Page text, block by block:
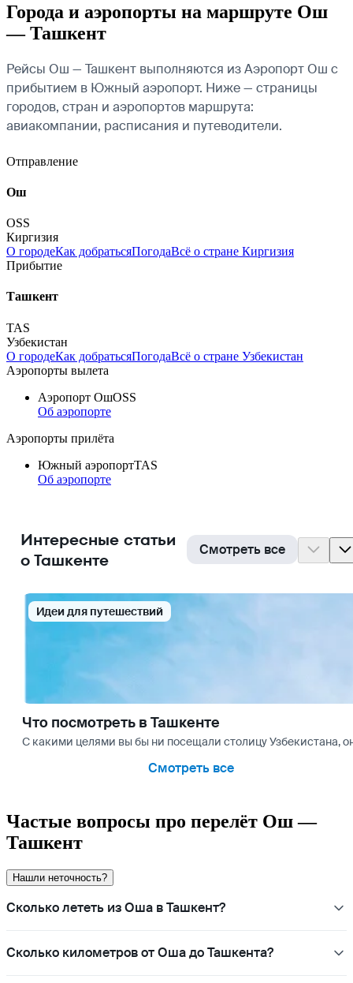
Города и аэропорты на маршруте Ош
— Ташкент
Рейсы Ош — Ташкент выполняются из Аэропорт Ош с
прибытием в Южный аэропорт. Ниже — страницы
городов, стран и аэропортов маршрута:
авиакомпании, расписания и путеводители.
Отправление
Ош
OSS
Киргизия
О городеКак добратьсяПогодаВсё о стране Киргизия
Прибытие
Ташкент
TAS
Узбекистан
О городеКак добратьсяПогодаВсё о стране Узбекистан
Аэропорты вылета
Аэропорт ОшOSS
Об аэропорте
Аэропорты прилёта
Южный аэропортTAS
Об аэропорте
Интересные статьи
о Ташкенте
Смотреть все
Идеи для путешествий
Что посмотреть в Ташкенте
С какими целями вы бы ни посещали столицу Узбекистана,
Смотреть все
Частые вопросы про перелёт Ош —
Ташкент
Нашли неточность?
Сколько лететь из Оша в Ташкент?
Сколько километров от Оша до Ташкента?